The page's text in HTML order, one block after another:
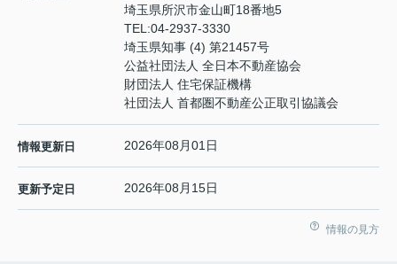
埼玉県所沢市金山町18番地5
TEL:04-2937-3330
埼玉県知事 (4) 第21457号
公益社団法人 全日本不動産協会
財団法人 住宅保証機構
社団法人 首都圏不動産公正取引協議会
情報更新日 2026年08月01日
更新予定日 2026年08月15日
情報の見方